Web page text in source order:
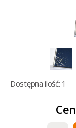
Dostępna ilość: 1